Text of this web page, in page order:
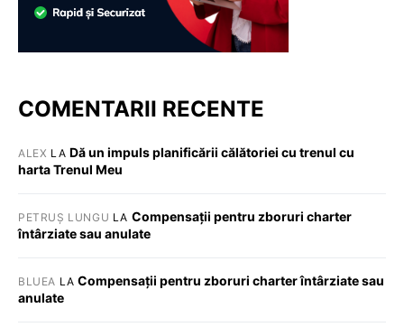
COMENTARII RECENTE
ALEX LA Dă un impuls planificării călătoriei cu trenul cu
harta Trenul Meu
PETRUȘ LUNGU LA Compensații pentru zboruri charter
întârziate sau anulate
BLUEA LACompensații pentru zboruri charter întârziate sau
anulate